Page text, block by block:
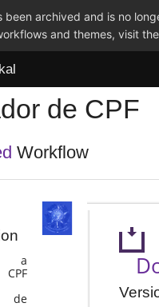
been archived and is no
and themes, visit the
de CPF
Workflow
a
de